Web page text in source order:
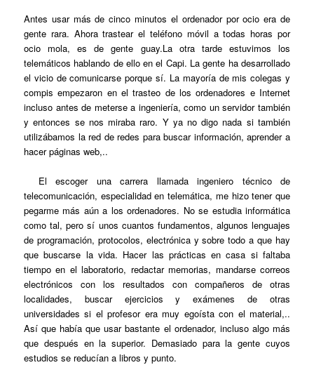
Antes usar más de cinco minutos el ordenador por ocio era de
gente rara. Ahora trastear el teléfono móvil a todas horas por
ocio mola, es de gente guay.La otra tarde estuvimos los
telemáticos hablando de ello en el Capi. La gente ha desarrollado
el vicio de comunicarse porque sí. La mayoría de mis colegas y
compis empezaron en el trasteo de los ordenadores e Internet
incluso antes de meterse a ingeniería, como un servidor también
y entonces se nos miraba raro. Y ya no digo nada si también
utilizábamos la red de redes para buscar información, aprender a
hacer páginas web,..
El escoger una carrera llamada ingeniero técnico de
telecomunicación, especialidad en telemática, me hizo tener que
pegarme más aún a los ordenadores. No se estudia informática
como tal, pero sí unos cuantos fundamentos, algunos lenguajes
de programación, protocolos, electrónica y sobre todo a que hay
que buscarse la vida. Hacer las prácticas en casa si faltaba
tiempo en el laboratorio, redactar memorias, mandarse correos
electrónicos con los resultados con compañeros de otras
localidades, buscar ejercicios y exámenes de otras
universidades si el profesor era muy egoísta con el material,..
Así que había que usar bastante el ordenador, incluso algo más
que después en la superior. Demasiado para la gente cuyos
estudios se reducían a libros y punto.